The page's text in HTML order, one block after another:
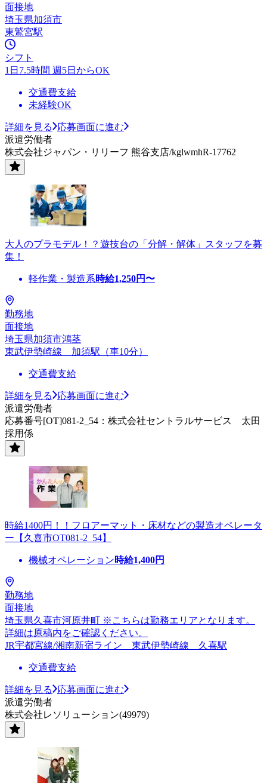
面接地
埼玉県加須市
東鷲宮駅
シフト
1日7.5時間 週5日からOK
交通費支給
未経験OK
詳細を見る
応募画面に進む
派遣労働者
株式会社ジャパン・リリーフ 熊谷支店/kglwmhR-17762
大人のプラモデル！？遊技台の「分解・解体」スタッフを募
集！
軽作業・製造系時給1,250円〜
勤務地
面接地
埼玉県加須市鴻茎
東武伊勢崎線 加須駅（車10分）
交通費支給
詳細を見る
応募画面に進む
派遣労働者
応募番号[OT]081-2_54：株式会社セントラルサービス 太田
採用係
時給1400円！！フロアーマット・床材などの製造オペレータ
ー【久喜市OT081-2_54】
機械オペレーション時給1,400円
勤務地
面接地
埼玉県久喜市河原井町 ※こちらは勤務エリアとなります。
詳細は原稿内をご確認ください。
JR宇都宮線/湘南新宿ライン 東武伊勢崎線 久喜駅
交通費支給
詳細を見る
応募画面に進む
派遣労働者
株式会社レソリューション(49979)